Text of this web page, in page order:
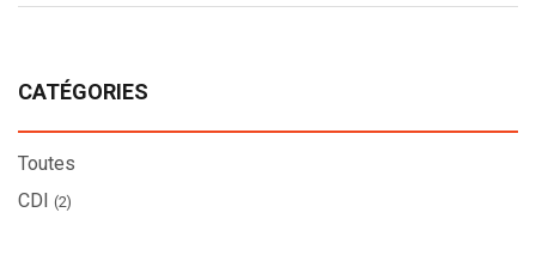
CATÉGORIES
Toutes
CDI (2)